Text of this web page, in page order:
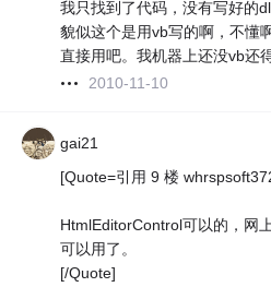
我只找到了代码，没有写好的dll
貌似这个是用vb写的啊，不懂
直接用吧。我机器上还没vb还
2010-11-10
gai21
[Quote=引用 9 楼
HtmlEditorControl可以的，网
可以用了。
[/Quote]